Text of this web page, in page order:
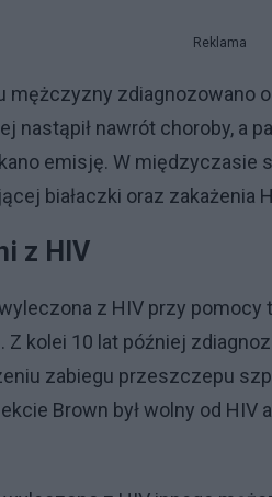
Reklama
mężczyzny zdiagnozowano
nastąpił nawrót choroby, a
emisję. W międzyczasie
białaczki oraz zakażenia
z HIV
z HIV przy
Z kolei 10 lat później
zabiegu przeszczepu
Brown był wolny od